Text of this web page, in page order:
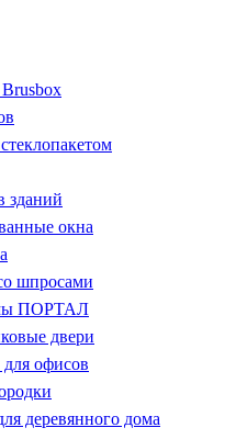
зданий
окна
шпросами
ПОРТАЛ
двери
офисов
деревянного дома